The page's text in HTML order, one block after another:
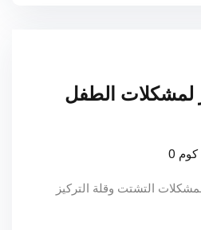
لمشكلات الطفل
كوم 0
التشتت وقلة التركيز